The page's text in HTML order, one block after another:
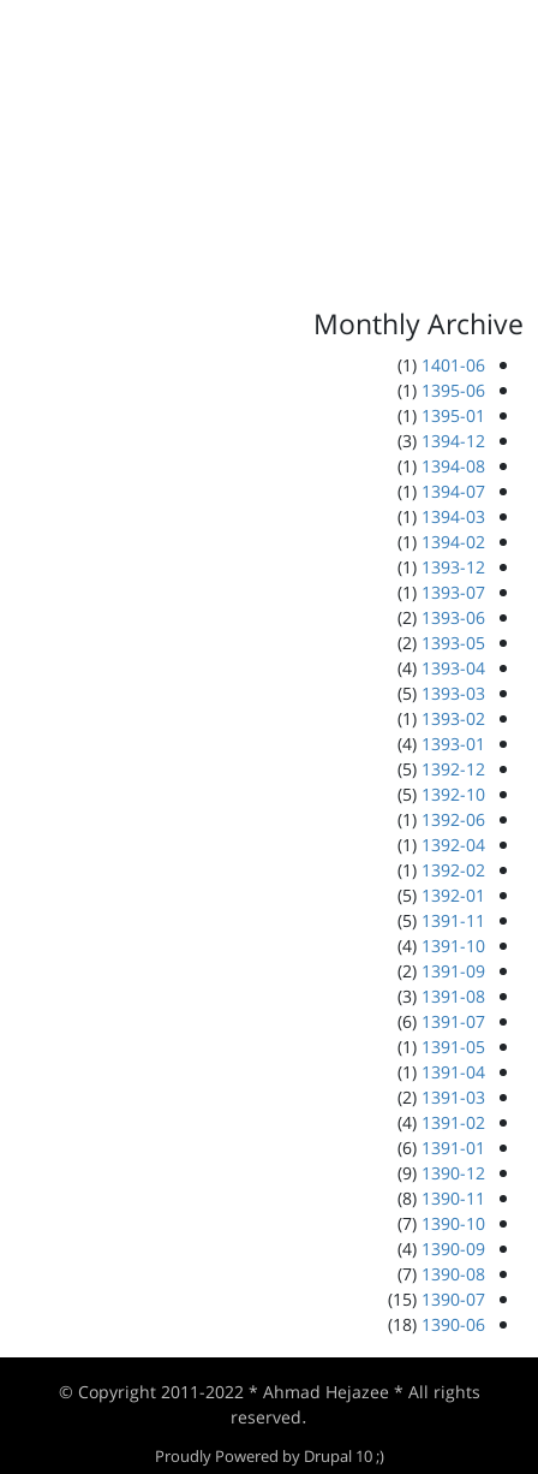
Monthly Archive
1401-06
(1)
1395-06
(1)
1395-01
(1)
1394-12
(3)
1394-08
(1)
1394-07
(1)
1394-03
(1)
1394-02
(1)
1393-12
(1)
1393-07
(1)
1393-06
(2)
1393-05
(2)
1393-04
(4)
1393-03
(5)
1393-02
(1)
1393-01
(4)
1392-12
(5)
1392-10
(5)
1392-06
(1)
1392-04
(1)
1392-02
(1)
1392-01
(5)
1391-11
(5)
1391-10
(4)
1391-09
(2)
1391-08
(3)
1391-07
(6)
1391-05
(1)
1391-04
(1)
1391-03
(2)
1391-02
(4)
1391-01
(6)
1390-12
(9)
1390-11
(8)
1390-10
(7)
1390-09
(4)
1390-08
(7)
1390-07
(15)
1390-06
(18)
© Copyright 2011-2022 * Ahmad Hejazee * All rights
reserved.
Proudly Powered by Drupal 10 ;)